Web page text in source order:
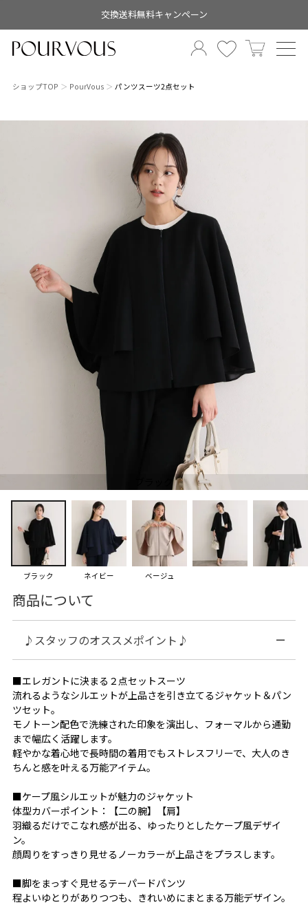
交換送料無料キャンペーン
ショップTOP PourVous パンツスーツ2点セット
ブラック
ブラック ネイビー ベージュ
商品について
♪スタッフのオススメポイント♪
■エレガントに決まる２点セットスーツ
流れるようなシルエットが上品さを引き立てるジャケット＆パン
ツセット。
モノトーン配色で洗練された印象を演出し、フォーマルから通勤
まで幅広く活躍します。
軽やかな着心地で長時間の着用でもストレスフリーで、大人のき
ちんと感を叶える万能アイテム。
■ケープ風シルエットが魅力のジャケット
体型カバーポイント：【二の腕】【肩】
羽織るだけでこなれ感が出る、ゆったりとしたケープ風デザイ
ン。
顔周りをすっきり見せるノーカラーが上品さをプラスします。
■脚をまっすぐ見せるテーパードパンツ
程よいゆとりがありつつも、きれいめにまとまる万能デザイン。